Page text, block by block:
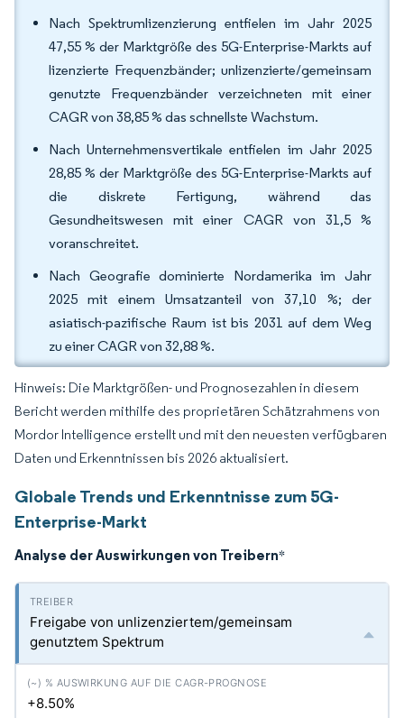
Nach Spektrumlizenzierung entfielen im Jahr 2025
47,55 % der Marktgröße des 5G-Enterprise-Markts auf
lizenzierte Frequenzbänder; unlizenzierte/gemeinsam
genutzte Frequenzbänder verzeichneten mit einer
CAGR von 38,85 % das schnellste Wachstum.
Nach Unternehmensvertikale entfielen im Jahr 2025
28,85 % der Marktgröße des 5G-Enterprise-Markts auf
die diskrete Fertigung, während das
Gesundheitswesen mit einer CAGR von 31,5 %
voranschreitet.
Nach Geografie dominierte Nordamerika im Jahr
2025 mit einem Umsatzanteil von 37,10 %; der
asiatisch-pazifische Raum ist bis 2031 auf dem Weg
zu einer CAGR von 32,88 %.
Hinweis: Die Marktgrößen- und Prognosezahlen in diesem
Bericht werden mithilfe des proprietären Schätzrahmens von
Mordor Intelligence erstellt und mit den neuesten verfügbaren
Daten und Erkenntnissen bis 2026 aktualisiert.
Globale Trends und Erkenntnisse zum 5G-
Enterprise-Markt
Analyse der Auswirkungen von Treibern*
Freigabe von unlizenziertem/gemeinsam
genutztem Spektrum
+8.50%